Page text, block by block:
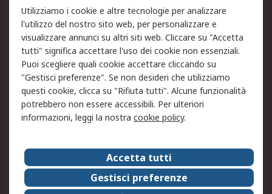
Informativa Cookie
Informativa Privacy -
Aggiornata
Email Security
Termini d'uso
Condizioni di vendita
Condizioni generali di
servizio
Etica e responsabilità
Chi Siamo
Chi Siamo
Contattaci
Supporto
ESG
Carriere
RS Group
Utilizziamo i cookie e altre tecnologie per analizzare
l'utilizzo del nostro sito web, per personalizzare e
visualizzare annunci su altri siti web. Cliccare su "Accetta
tutti" significa accettare l'uso dei cookie non essenziali.
Puoi scegliere quali cookie accettare cliccando su
"Gestisci preferenze". Se non desideri che utilizziamo
questi cookie, clicca su "Rifiuta tutti". Alcune funzionalità
potrebbero non essere accessibili. Per ulteriori
informazioni, leggi la nostra cookie policy.
Accetta tutti
Gestisci preferenze